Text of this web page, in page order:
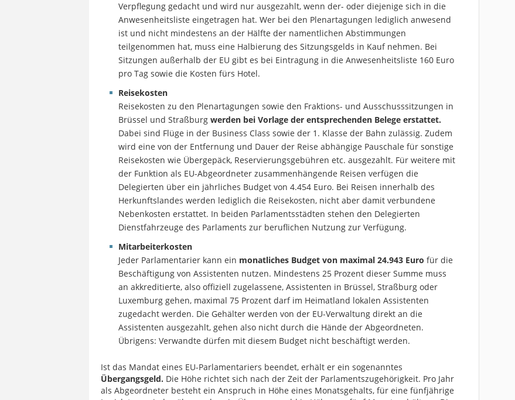
Verpflegung gedacht und wird nur ausgezahlt, wenn der- oder diejenige sich in die
Anwesenheitsliste eingetragen hat. Wer bei den Plenartagungen lediglich anwesend
ist und nicht mindestens an der Hälfte der namentlichen Abstimmungen
teilgenommen hat, muss eine Halbierung des Sitzungsgelds in Kauf nehmen. Bei
Sitzungen außerhalb der EU gibt es bei Eintragung in die Anwesenheitsliste 160 Euro
pro Tag sowie die Kosten fürs Hotel.
Reisekosten
Reisekosten zu den Plenartagungen sowie den Fraktions- und Ausschusssitzungen in
Brüssel und Straßburg werden bei Vorlage der entsprechenden Belege erstattet.
Dabei sind Flüge in der Business Class sowie der 1. Klasse der Bahn zulässig. Zudem
wird eine von der Entfernung und Dauer der Reise abhängige Pauschale für sonstige
Reisekosten wie Übergepäck, Reservierungsgebühren etc. ausgezahlt. Für weitere mit
der Funktion als EU-Abgeordneter zusammenhängende Reisen verfügen die
Delegierten über ein jährliches Budget von 4.454 Euro. Bei Reisen innerhalb des
Herkunftslandes werden lediglich die Reisekosten, nicht aber damit verbundene
Nebenkosten erstattet. In beiden Parlamentsstädten stehen den Delegierten
Dienstfahrzeuge des Parlaments zur beruflichen Nutzung zur Verfügung.
Mitarbeiterkosten
Jeder Parlamentarier kann ein monatliches Budget von maximal 24.943 Euro für die
Beschäftigung von Assistenten nutzen. Mindestens 25 Prozent dieser Summe muss
an akkreditierte, also offiziell zugelassene, Assistenten in Brüssel, Straßburg oder
Luxemburg gehen, maximal 75 Prozent darf im Heimatland lokalen Assistenten
zugedacht werden. Die Gehälter werden von der EU-Verwaltung direkt an die
Assistenten ausgezahlt, gehen also nicht durch die Hände der Abgeordneten.
Übrigens: Verwandte dürfen mit diesem Budget nicht beschäftigt werden.
Ist das Mandat eines EU-Parlamentariers beendet, erhält er ein sogenanntes
Übergangsgeld. Die Höhe richtet sich nach der Zeit der Parlamentszugehörigkeit. Pro Jahr
als Abgeordneter besteht ein Anspruch in Höhe eines Monatsgehalts, für eine fünfjährige